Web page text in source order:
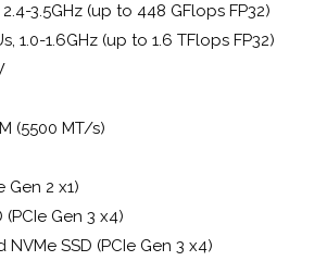
3.5GHz (up to 448 GFlops FP32)
1.0-1.6GHz (up to 1.6 TFlops FP32)
(5500 MT/s)
Gen 2 x1)
(PCIe Gen 3 x4)
NVMe SSD (PCIe Gen 3 x4)